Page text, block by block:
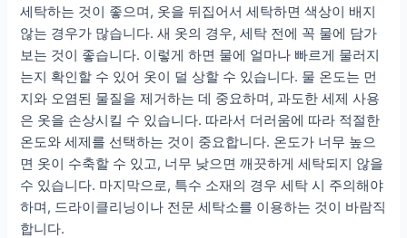
세탁하는 것이 좋으며, 옷을 뒤집어서 세탁하면 색상이 배지
않는 경우가 많습니다. 새 옷의 경우, 세탁 전에 꼭 물에 담가
보는 것이 좋습니다. 이렇게 하면 물에 얼마나 빠르게 물러지
는지 확인할 수 있어 옷이 덜 상할 수 있습니다. 물 온도는 먼
지와 오염된 물질을 제거하는 데 중요하며, 과도한 세제 사용
은 옷을 손상시킬 수 있습니다. 따라서 더러움에 따라 적절한
온도와 세제를 선택하는 것이 중요합니다. 온도가 너무 높으
면 옷이 수축할 수 있고, 너무 낮으면 깨끗하게 세탁되지 않을
수 있습니다. 마지막으로, 특수 소재의 경우 세탁 시 주의해야
하며, 드라이클리닝이나 전문 세탁소를 이용하는 것이 바람직
합니다.